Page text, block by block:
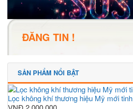
ĐĂNG TIN !
SẢN PHẨM NỔI BẬT
Lọc không khí thương hiệu Mỹ mới tinh